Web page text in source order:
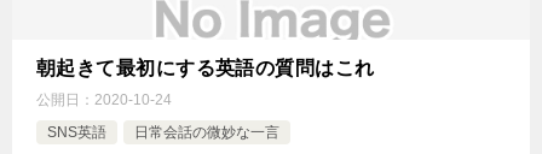
朝起きて最初にする英語の質問はこれ
公開日： 2020-10-24
SNS英語
日常会話の微妙な一言